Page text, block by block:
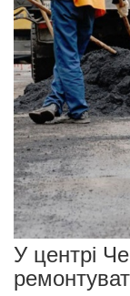
У центрі